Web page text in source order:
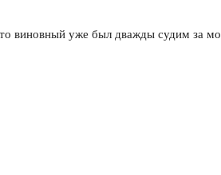
виновный уже был дважды судим за